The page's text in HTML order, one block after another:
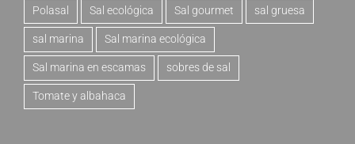
Polasal Sal ecológica Sal gourmet sal gruesa
sal marina Sal marina ecológica
Sal marina en escamas sobres de sal
Tomate y albahaca